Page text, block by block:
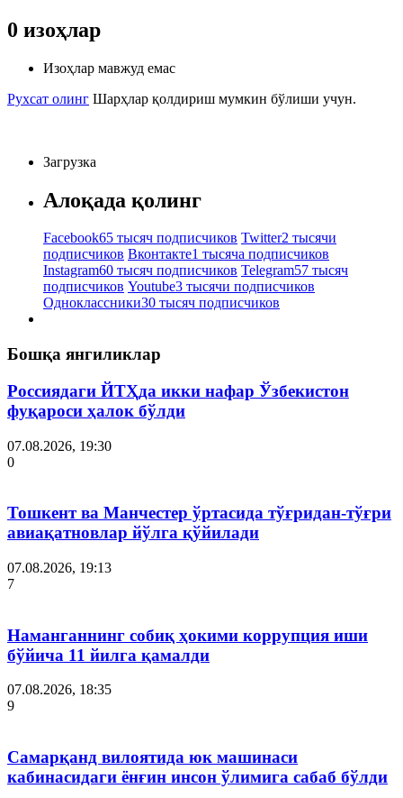
0 изоҳлар
Изоҳлар мавжуд емас
Рухсат олинг Шарҳлар қолдириш мумкин бўлиши учун.
Загрузка
Алоқада қолинг
Facebook65 тысяч подписчиков Twitter2 тысячи
подписчиков Вконтакте1 тысяча подписчиков
Instagram60 тысяч подписчиков Telegram57 тысяч
подписчиков Youtube3 тысячи подписчиков
Одноклассники30 тысяч подписчиков
Бошқа янгиликлар
Россиядаги ЙТҲда икки нафар Ўзбекистон
фуқароси ҳалок бўлди
07.08.2026, 19:30
0
Тошкент ва Манчестер ўртасида тўғридан-тўғри
авиақатновлар йўлга қўйилади
07.08.2026, 19:13
7
Наманганнинг собиқ ҳокими коррупция иши
бўйича 11 йилга қамалди
07.08.2026, 18:35
9
Самарқанд вилоятида юк машинаси
кабинасидаги ёнғин инсон ўлимига сабаб бўлди